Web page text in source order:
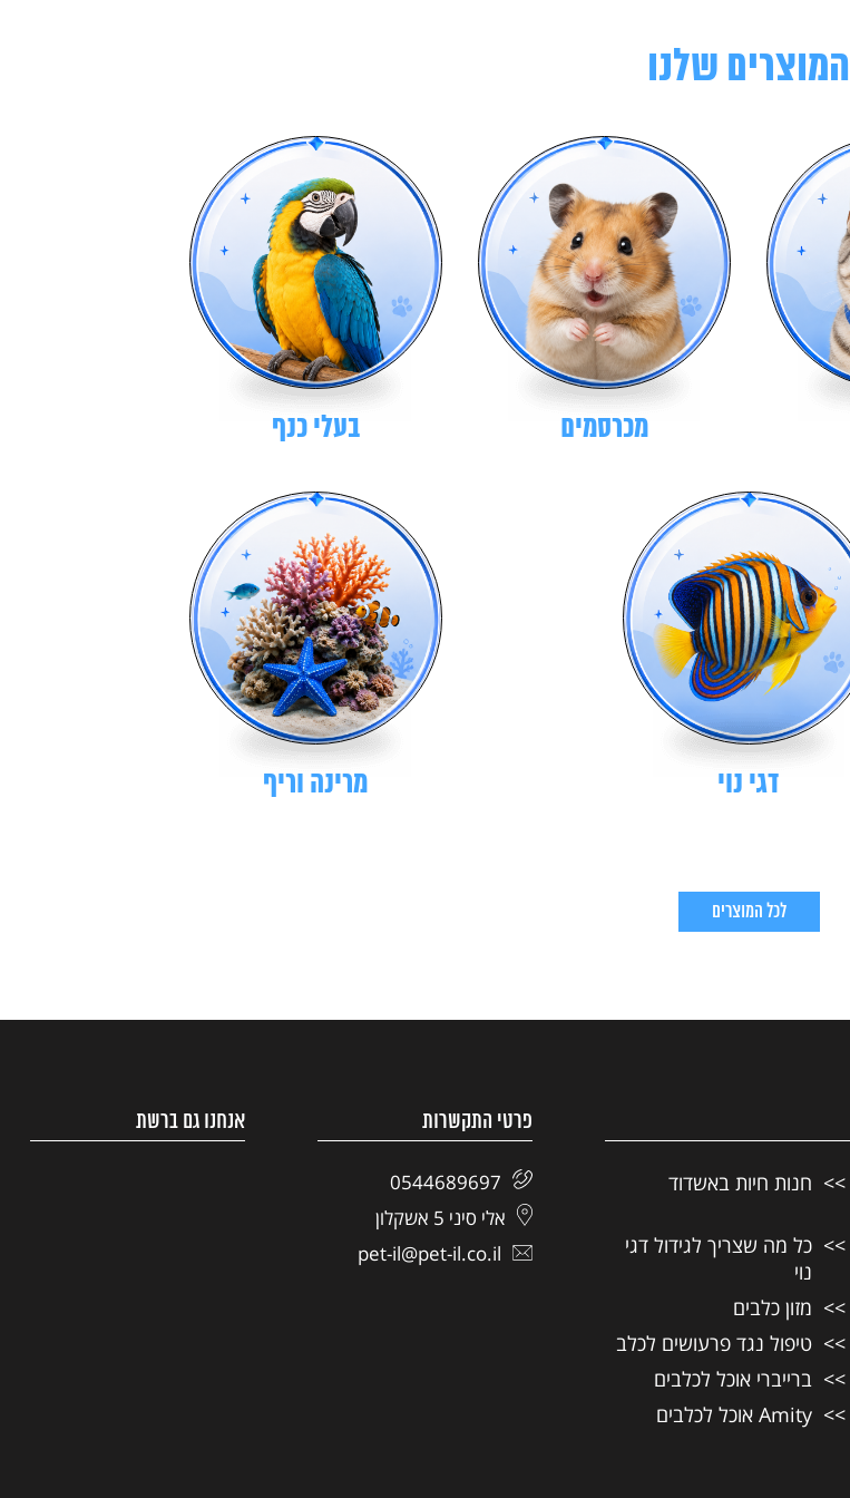
המוצרים שלנו
מכרסמים בעלי כנף
דגי נוי מרינה וריף
לכל המוצרים
חנות חיות באשדוד
כל מה שצריך לגידול דגי
נוי
מזון כלבים
טיפול נגד פרעושים לכלב
ברייברי אוכל לכלבים
Amity אוכל לכלבים
פרטי התקשרות
0544689697
אלי סיני 5 אשקלון
pet-il@pet-il.co.il
אנחנו גם ברשת